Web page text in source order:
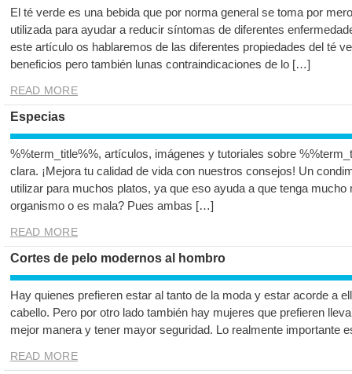
El té verde es una bebida que por norma general se toma por
utilizada para ayudar a reducir síntomas de diferentes
este artículo os hablaremos de las diferentes propiedades del té
beneficios pero también lunas contraindicaciones de lo […]
READ MORE
Especias
%%term_title%%, artículos, imágenes y tutoriales sobre
clara. ¡Mejora tu calidad de vida con nuestros consejos! Un
utilizar para muchos platos, ya que eso ayuda a que tenga
organismo o es mala? Pues ambas […]
READ MORE
Cortes de pelo modernos al hombro
Hay quienes prefieren estar al tanto de la moda y estar acorde a
cabello. Pero por otro lado también hay mujeres que prefieren
mejor manera y tener mayor seguridad. Lo realmente importante
READ MORE